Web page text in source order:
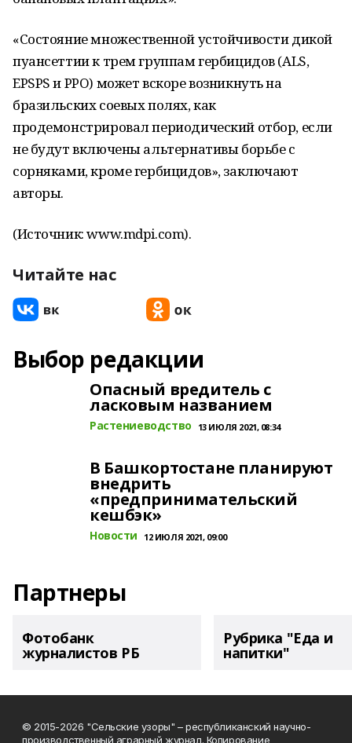
«Состояние множественной устойчивости дикой
пуансеттии к трем группам гербицидов (ALS,
EPSPS и PPO) может вскоре возникнуть на
бразильских соевых полях, как
продемонстрировал периодический отбор, если
не будут включены альтернативы борьбе с
сорняками, кроме гербицидов», заключают
авторы.
(Источник: www.mdpi.com).
Читайте нас
Выбор редакции
Опасный вредитель с
ласковым названием
Растениеводство 13 ИЮЛЯ 2021, 08:34
В Башкортостане планируют
внедрить
«предпринимательский
кешбэк»
Новости 12 ИЮЛЯ 2021, 09:00
Партнеры
Фотобанк
журналистов РБ
Рубрика "Еда и
напитки"
© 2015-2026 "Сельские узоры" – республиканский научно-
производственный аграрный журнал. Копирование